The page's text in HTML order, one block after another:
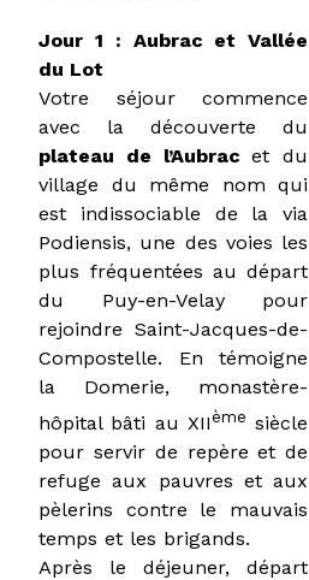
Jour 1 : Aubrac et Vallée
du Lot
Votre séjour commence
avec la découverte du
plateau de l’Aubracet du
village du même nom qui
est indissociable de la via
Podiensis, une des voies les
plus fréquentées au départ
du Puy-en-Velay pour
rejoindre Saint-Jacques-de-
Compostelle. En témoigne
la Domerie, monastère-
hôpital bâti au XIIème siècle
pour servir de repère et de
refuge aux pauvres et aux
pèlerins contre le mauvais
temps et les brigands.
Après le déjeuner, départ